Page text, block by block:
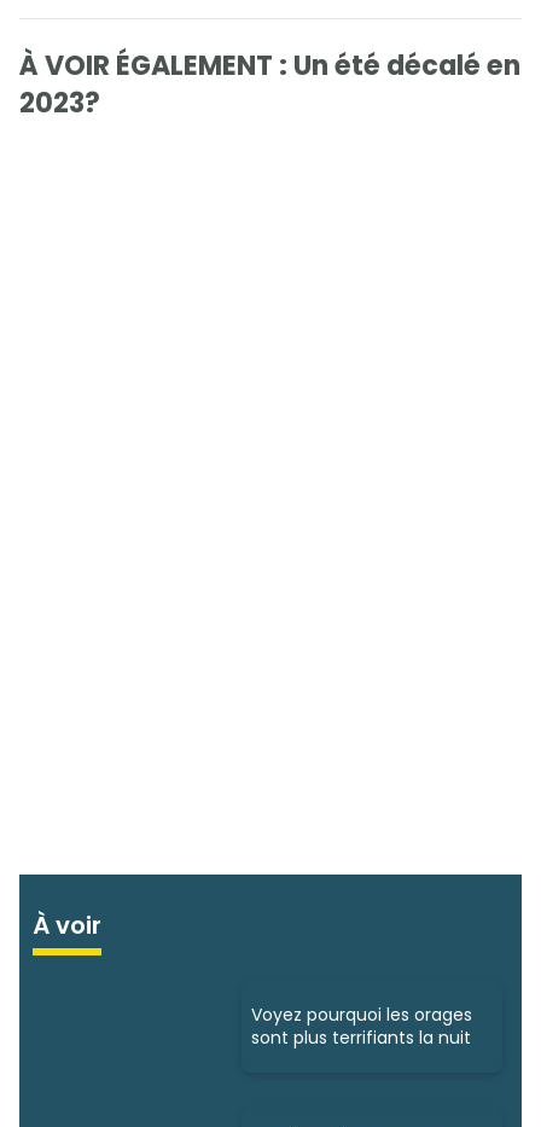
À VOIR ÉGALEMENT : Un été décalé en
2023?
À voir
Voyez pourquoi les orages
sont plus terrifiants la nuit